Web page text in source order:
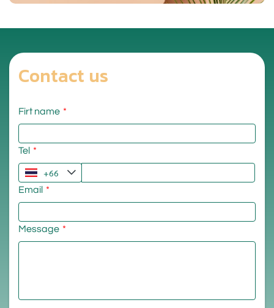
Contact us
Firt name
Tel
Email
Message